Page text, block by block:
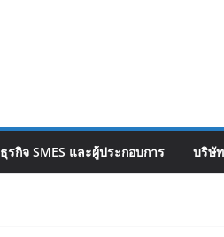
ธุรกิจ SMES และผู้ประกอบการ บริษั